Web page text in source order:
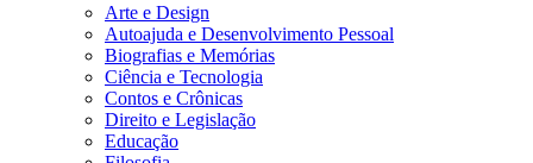
Arte e Design
Autoajuda e Desenvolvimento Pessoal
Biografias e Memórias
Ciência e Tecnologia
Contos e Crônicas
Direito e Legislação
Educação